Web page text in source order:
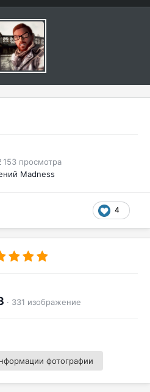
153 просмотра
Madness
4
· 331 изображение
фотографии